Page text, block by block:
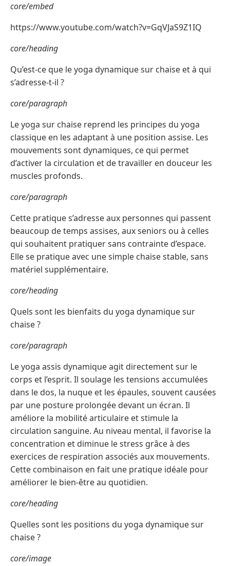
core/embed
https://www.youtube.com/watch?v=GqVJaS9Z1IQ
core/heading
Qu’est-ce que le yoga dynamique sur chaise et à qui
s’adresse-t-il ?
core/paragraph
Le yoga sur chaise reprend les principes du yoga
classique en les adaptant à une position assise. Les
mouvements sont dynamiques, ce qui permet
d’activer la circulation et de travailler en douceur les
muscles profonds.
core/paragraph
Cette pratique s’adresse aux personnes qui passent
beaucoup de temps assises, aux seniors ou à celles
qui souhaitent pratiquer sans contrainte d’espace.
Elle se pratique avec une simple chaise stable, sans
matériel supplémentaire.
core/heading
Quels sont les bienfaits du yoga dynamique sur
chaise ?
core/paragraph
Le yoga assis dynamique agit directement sur le
corps et l’esprit. Il soulage les tensions accumulées
dans le dos, la nuque et les épaules, souvent causées
par une posture prolongée devant un écran. Il
améliore la mobilité articulaire et stimule la
circulation sanguine. Au niveau mental, il favorise la
concentration et diminue le stress grâce à des
exercices de respiration associés aux mouvements.
Cette combinaison en fait une pratique idéale pour
améliorer le bien-être au quotidien.
core/heading
Quelles sont les positions du yoga dynamique sur
chaise ?
core/image